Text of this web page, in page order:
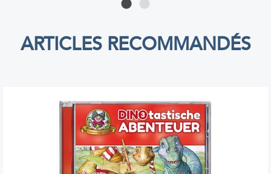
ARTICLES RECOMMANDÉS